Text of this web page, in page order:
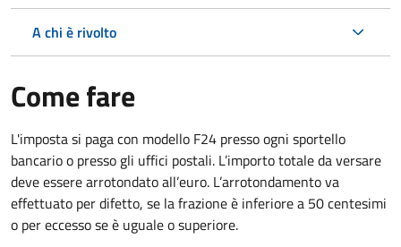
A chi è rivolto
Come fare
L'imposta si paga con modello F24 presso ogni sportello
bancario o presso gli uffici postali. L’importo totale da versare
deve essere arrotondato all’euro. L’arrotondamento va
effettuato per difetto, se la frazione è inferiore a 50 centesimi
o per eccesso se è uguale o superiore.